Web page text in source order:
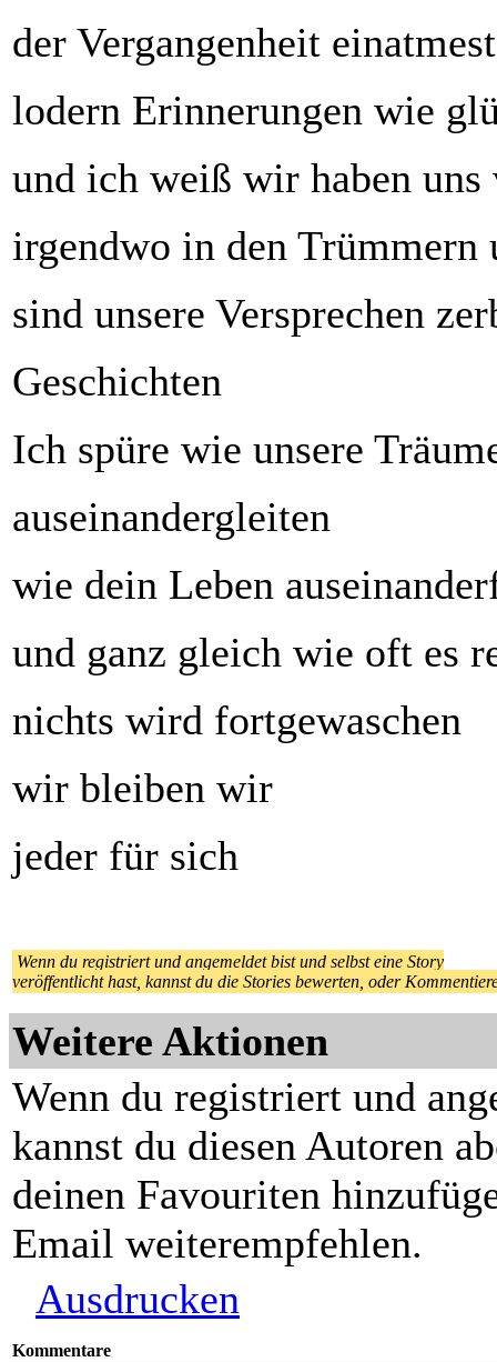
der Vergangenheit einatmest
lodern Erinnerungen wie
und ich weiß wir haben uns
irgendwo in den Trümmern
sind unsere Versprechen
Geschichten
Ich spüre wie unsere
auseinandergleiten
wie dein Leben
und ganz gleich wie oft es
nichts wird fortgewaschen
wir bleiben wir
jeder für sich
Wenn du registriert und angemeldet bist und selbst eine Story
veröffentlicht hast, kannst du die Stories bewerten, oder
Weitere Aktionen
Wenn du registriert und
kannst du diesen Autoren
deinen Favouriten
Email weiterempfehlen.
Ausdrucken
Kommentare